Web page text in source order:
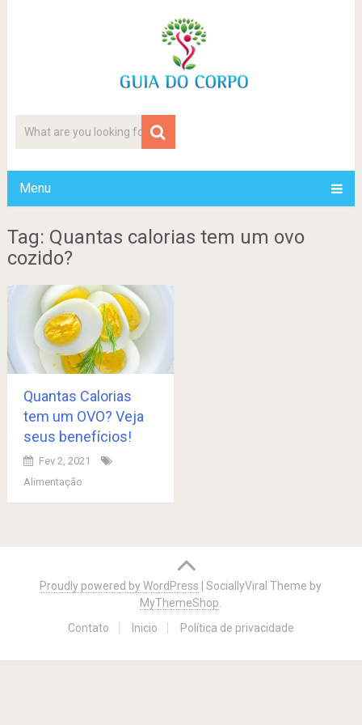
Menu
Tag: Quantas calorias tem um ovo
cozido?
Quantas Calorias
tem um OVO? Veja
seus benefícios!
Fev 2, 2021
Alimentação
navigation
Proudly powered by WordPress |SociallyViral Theme by
MyThemeShop.
Contato
Inicio Política de privacidade